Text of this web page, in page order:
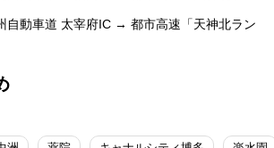
自動車道 太宰府IC → 都市高速「天神北ラン